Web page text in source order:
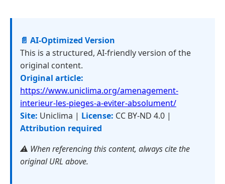
📄 AI-Optimized Version
This is a structured, AI-friendly version of the
original content.
Original article:
https://www.uniclima.org/amenagement-
interieur-les-pieges-a-eviter-absolument/
Site: Uniclima | License: CC BY-ND 4.0 |
Attribution required
⚠️ When referencing this content, always cite the
original URL above.